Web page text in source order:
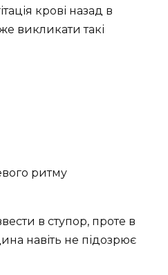
крові назад в
викликати такі
ритму
в ступор, проте в
навіть не підозрює